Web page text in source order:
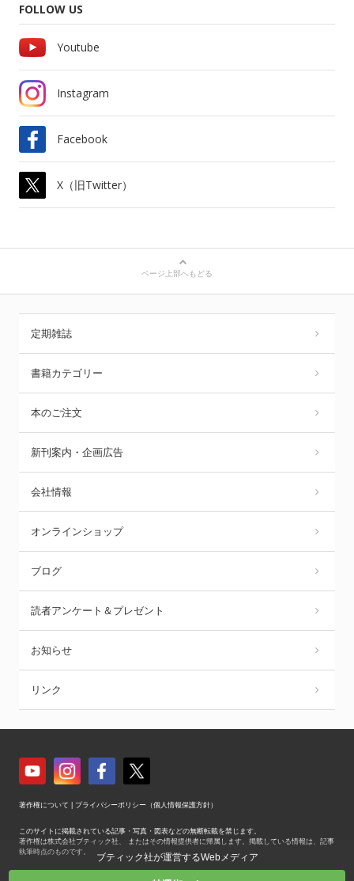
FOLLOW US
Youtube
Instagram
Facebook
X（旧Twitter）
ページ上部へもどる
定期雑誌
書籍カテゴリー
本のご注文
新刊案内・企画広告
会社情報
オンラインショップ
ブログ
読者アンケート＆プレゼント
お知らせ
リンク
著作権について プライバシーポリシー（個人情報保護方針）
このサイトに掲載されている記事・写真・図表などの無断転載を禁じます。
著作権は株式会社ブティック社、 またはその情報提供者に帰属します。掲載している情報は、記事
執筆時点のものです。
Copyright © Boutique-sha, Inc. All Rights Reserved.
ブティック社が運営するWebメディア